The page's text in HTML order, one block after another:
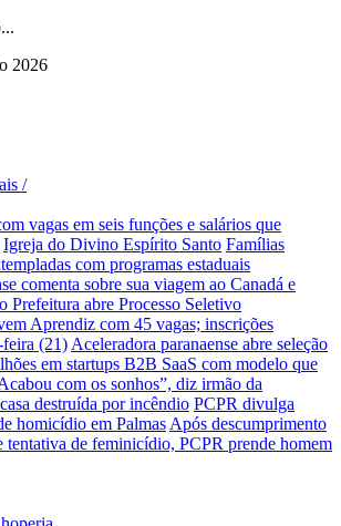
2026
/
vagas em seis funções e salários que
Igreja do Divino Espírito Santo Famílias
com programas estaduais
comenta sobre sua viagem ao Canadá e
Prefeitura abre Processo Seletivo
Aprendiz com 45 vagas; inscrições
feira (21) Aceleradora paranaense abre seleção
em startups B2B SaaS com modelo que
com os sonhos”, diz irmão da
destruída por incêndio PCPR divulga
homicídio em Palmas Após descumprimento
tentativa de feminicídio, PCPR prende homem